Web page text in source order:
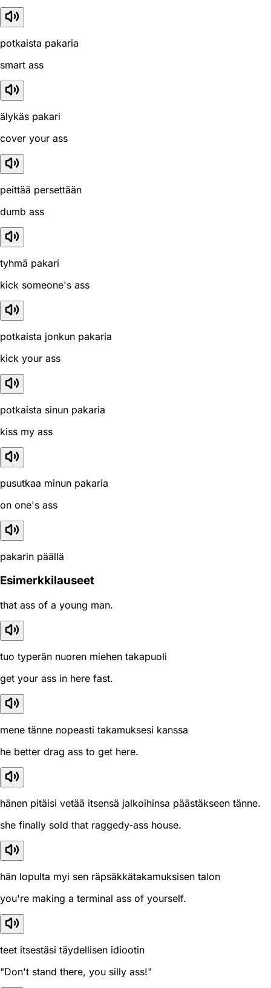
potkaista pakaria
smart ass
älykäs pakari
cover your ass
peittää persettään
dumb ass
tyhmä pakari
kick someone's ass
potkaista jonkun pakaria
kick your ass
potkaista sinun pakaria
kiss my ass
pusutkaa minun pakaria
on one's ass
pakarin päällä
Esimerkkilauseet
that ass of a young man.
tuo typerän nuoren miehen takapuoli
get your ass in here fast.
mene tänne nopeasti takamuksesi kanssa
he better drag ass to get here.
hänen pitäisi vetää itsensä jalkoihinsa päästäkseen tänne.
she finally sold that raggedy-ass house.
hän lopulta myi sen räpsäkkätakamuksisen talon
you're making a terminal ass of yourself.
teet itsestäsi täydellisen idiootin
"Don't stand there, you silly ass!"